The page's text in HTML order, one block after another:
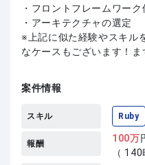
・フロントフレームワー
・アーキテクチャの選定
上記に似た経験やスキ
なケースもございます！ま
案件情報
スキル Ruby
報酬 100万
（